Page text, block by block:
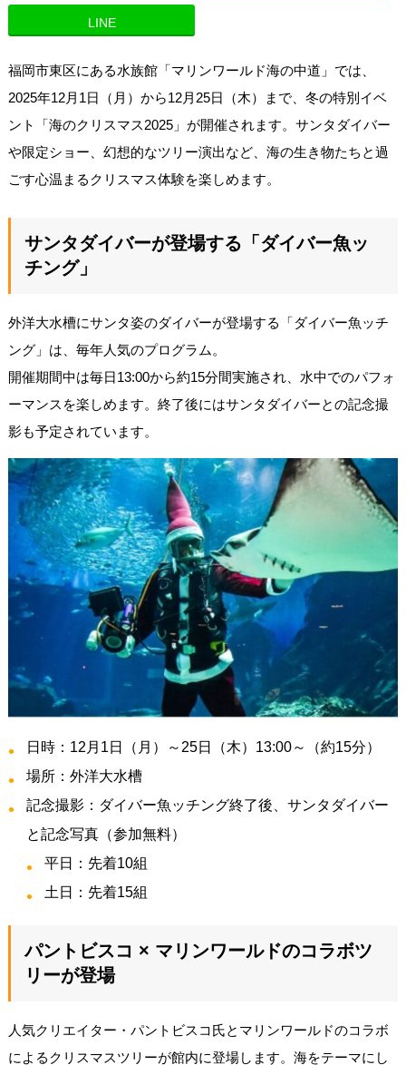
LINE
福岡市東区にある水族館「マリンワールド海の中道」では、
2025年12月1日（月）から12月25日（木）まで、冬の特別イベ
ント「海のクリスマス2025」が開催されます。サンタダイバー
や限定ショー、幻想的なツリー演出など、海の生き物たちと過
ごす心温まるクリスマス体験を楽しめます。
サンタダイバーが登場する「ダイバー魚ッ
チング」
外洋大水槽にサンタ姿のダイバーが登場する「ダイバー魚ッチ
ング」は、毎年人気のプログラム。
開催期間中は毎日13:00から約15分間実施され、水中でのパフォ
ーマンスを楽しめます。終了後にはサンタダイバーとの記念撮
影も予定されています。
日時：12月1日（月）～25日（木）13:00～（約15分）
場所：外洋大水槽
記念撮影：ダイバー魚ッチング終了後、サンタダイバー
と記念写真（参加無料）
平日：先着10組
土日：先着15組
パントビスコ × マリンワールドのコラボツ
リーが登場
人気クリエイター・パントビスコ氏とマリンワールドのコラボ
によるクリスマスツリーが館内に登場します。海をテーマにし